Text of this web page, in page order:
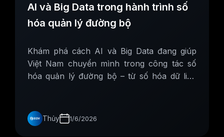
AI và Big Data trong hành trình số
hóa quản lý đường bộ
Khám phá cách AI và Big Data đang giúp
Việt Nam chuyển mình trong công tác số
hóa quản lý đường bộ – từ số hóa dữ liệu
Thủy 1/6/2026